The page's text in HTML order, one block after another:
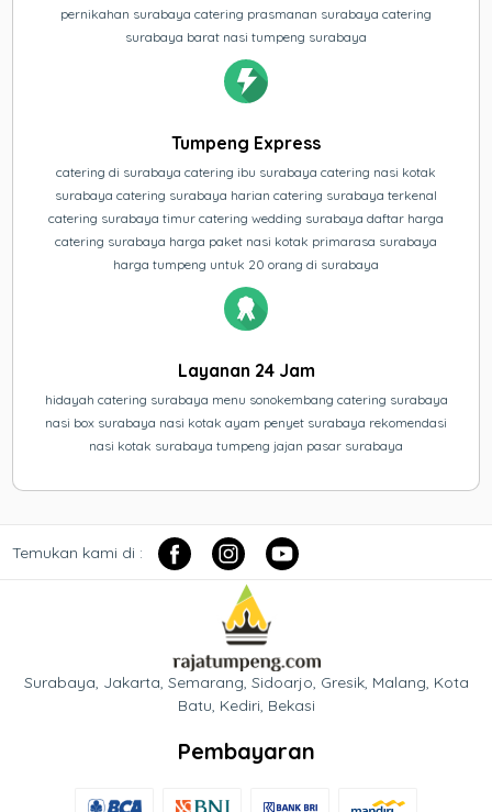
pernikahan surabaya catering prasmanan surabaya catering
surabaya barat nasi tumpeng surabaya
Tumpeng Express
catering di surabaya catering ibu surabaya catering nasi kotak
surabaya catering surabaya harian catering surabaya terkenal
catering surabaya timur catering wedding surabaya daftar harga
catering surabaya harga paket nasi kotak primarasa surabaya
harga tumpeng untuk 20 orang di surabaya
Layanan 24 Jam
hidayah catering surabaya menu sonokembang catering surabaya
nasi box surabaya nasi kotak ayam penyet surabaya rekomendasi
nasi kotak surabaya tumpeng jajan pasar surabaya
Temukan kami di :
Surabaya, Jakarta, Semarang, Sidoarjo, Gresik, Malang, Kota
Batu, Kediri, Bekasi
Pembayaran